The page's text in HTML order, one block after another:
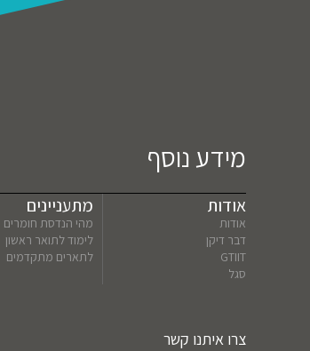
מידע נוסף
אודות
אודות
דבר דיקן
GTIIT
סגל
מתעניינים
מהי הנדסת חומרים
לימוד לתואר ראשון
לתארים מתקדמים
צרו איתנו קשר